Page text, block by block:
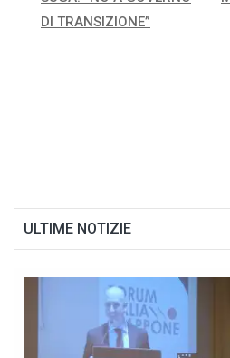
articoli
DI TRANSIZIONE”
ULTIME NOTIZIE